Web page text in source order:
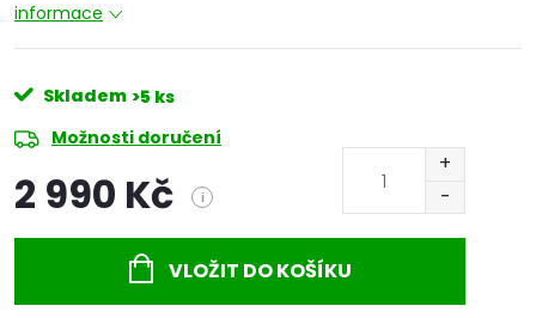
informace
Skladem >5 ks
Možnosti doručení
2 990 Kč i
VLOŽIT DO KOŠÍKU